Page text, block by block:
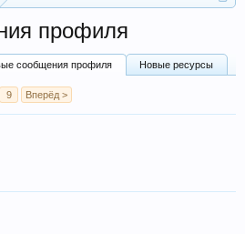
профиля
сообщения профиля Новые ресурсы
9 Вперёд >